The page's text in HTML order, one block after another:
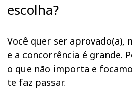
escolha?
Você quer ser aprovado(a),
e a concorrência é grande.
o que não importa e
te faz passar.